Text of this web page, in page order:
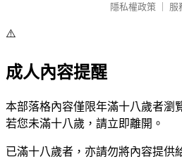
隱私權政策
服
⚠️
成人內容提醒
本部落格內容僅限年滿十八歲者瀏
若您未滿十八歲，請立即離開。
已滿十八歲者，亦請勿將內容提供